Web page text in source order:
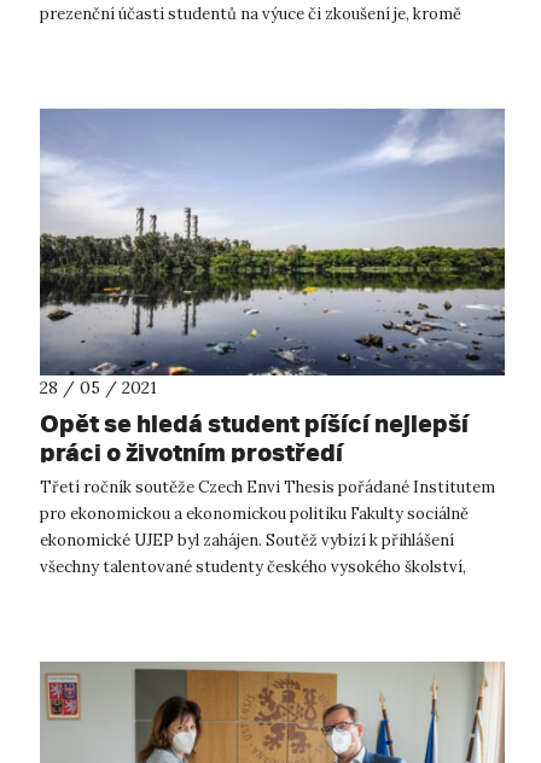
prezenční účasti studentů na výuce či zkoušení je, kromě
28 / 05 / 2021
Opět se hledá student píšící nejlepší
práci o životním prostředí
Třetí ročník soutěže Czech Envi Thesis pořádané Institutem
pro ekonomickou a ekonomickou politiku Fakulty sociálně
ekonomické UJEP byl zahájen. Soutěž vybízí k přihlášení
všechny talentované studenty českého vysokého školství,